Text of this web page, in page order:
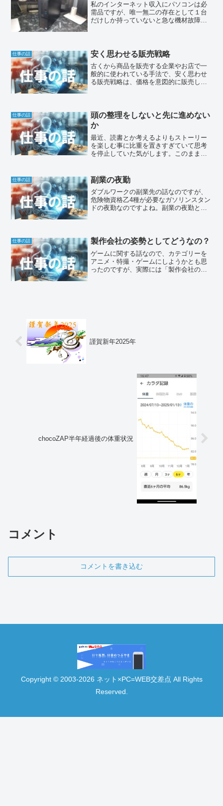
私のインターネット収入にパソコンは必
需品ですが、唯一無二の存在として１台
だけしか持っていないと急な機材故障に
す。
仕事の話 安く思わせる販売戦略
古くから商品を販売する企業やお店で一
般的に使われている手法で、安く思わせ
る販売戦略は、価格を意図的に販売した
ことが大半です。
仕事の話
頭の整理をしないと先に進めない
か
最近、読書とか考えるよりもストーリー
を楽しむ事に比重を置きすぎていて思考
を停止していた気がします。このままで
味で書き出してます。今振り返れば、ネ
ット×PC=WEB交差点...
仕事の話 副業の夜勤
ダブルワークの副業先の話なのですが、
危険物資格乙4種が必要なガソリンスタン
ドの夜勤なのですよね。副業の夜勤とい
電気自動車の影響で、...
仕事の話 製作会社の姿勢としてどうなの？
ゲームに関する話なので、カテゴリーを
アニメ・特撮・ゲームにしようかとも思
ったのですが、実際には「製作会社の姿
謹賀新年2025年
chocoZAP半年経過後の体重状況
コメント
コメントを書き込む
Copyright © 2003-2026 ネット×PC=WEB交差点 All Rights
Reserved.